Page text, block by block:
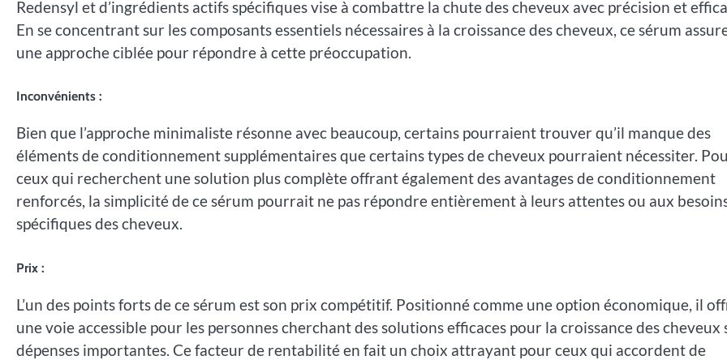
Redensyl et d’ingrédients actifs spécifiques vise à combattre la chute des cheveux avec précision et
En se concentrant sur les composants essentiels nécessaires à la croissance des cheveux, ce sérum
une approche ciblée pour répondre à cette préoccupation.
Inconvénients :
Bien que l’approche minimaliste résonne avec beaucoup, certains pourraient trouver qu’il manque des
éléments de conditionnement supplémentaires que certains types de cheveux pourraient nécessiter.
ceux qui recherchent une solution plus complète offrant également des avantages de conditionnement
renforcés, la simplicité de ce sérum pourrait ne pas répondre entièrement à leurs attentes ou aux
spécifiques des cheveux.
Prix :
L’un des points forts de ce sérum est son prix compétitif. Positionné comme une option économique, il
une voie accessible pour les personnes cherchant des solutions efficaces pour la croissance des cheveux
dépenses importantes. Ce facteur de rentabilité en fait un choix attrayant pour ceux qui accordent de